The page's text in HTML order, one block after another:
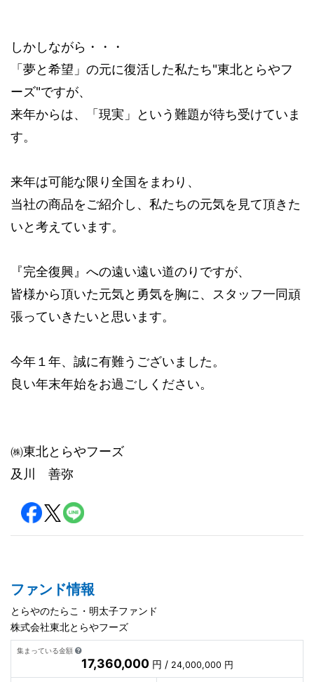
しかしながら・・・
「夢と希望」の元に復活した私たち"東北とらやフ
ーズ"ですが、
来年からは、「現実」という難題が待ち受けていま
す。
来年は可能な限り全国をまわり、
当社の商品をご紹介し、私たちの元気を見て頂きた
いと考えています。
『完全復興』への遠い遠い道のりですが、
皆様から頂いた元気と勇気を胸に、スタッフ一同頑
張っていきたいと思います。
今年１年、誠に有難うございました。
良い年末年始をお過ごしください。
㈱東北とらやフーズ
及川 善弥
ファンド情報
とらやのたらこ・明太子ファンド
株式会社東北とらやフーズ
集まっている金額
17,360,000円 / 24,000,000 円